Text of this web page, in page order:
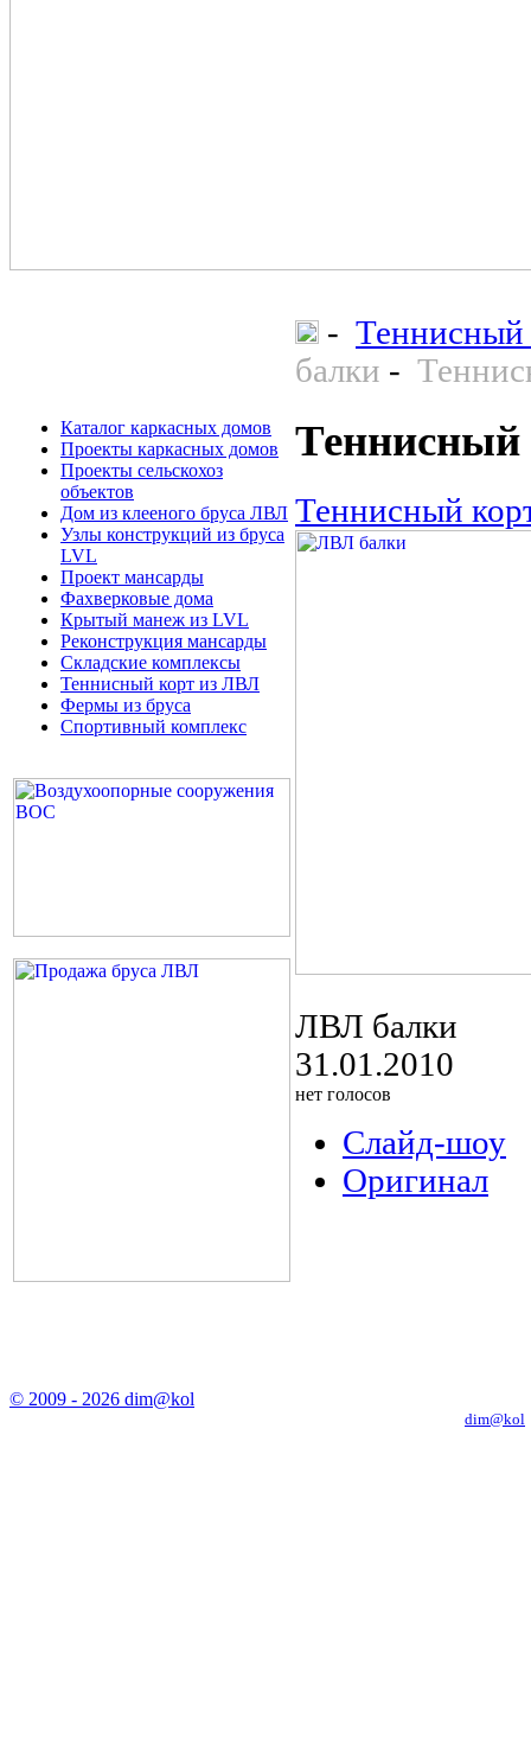
Каталог каркасных домов
Проекты каркасных домов
Проекты сельскохоз
объектов
Дом из клееного бруса ЛВЛ
Узлы конструкций из бруса
LVL
Проект мансарды
Фахверковые дома
Крытый манеж из LVL
Реконструкция мансарды
Складские комплексы
Теннисный корт из ЛВЛ
Фермы из бруса
Спортивный комплекс
- Теннисный
балки -
Теннисный
Теннисный
ЛВЛ балки
31.01.2010
нет голосов
Слайд-шоу
Оригинал
© 2009 - 2026 dim@kol
dim@kol